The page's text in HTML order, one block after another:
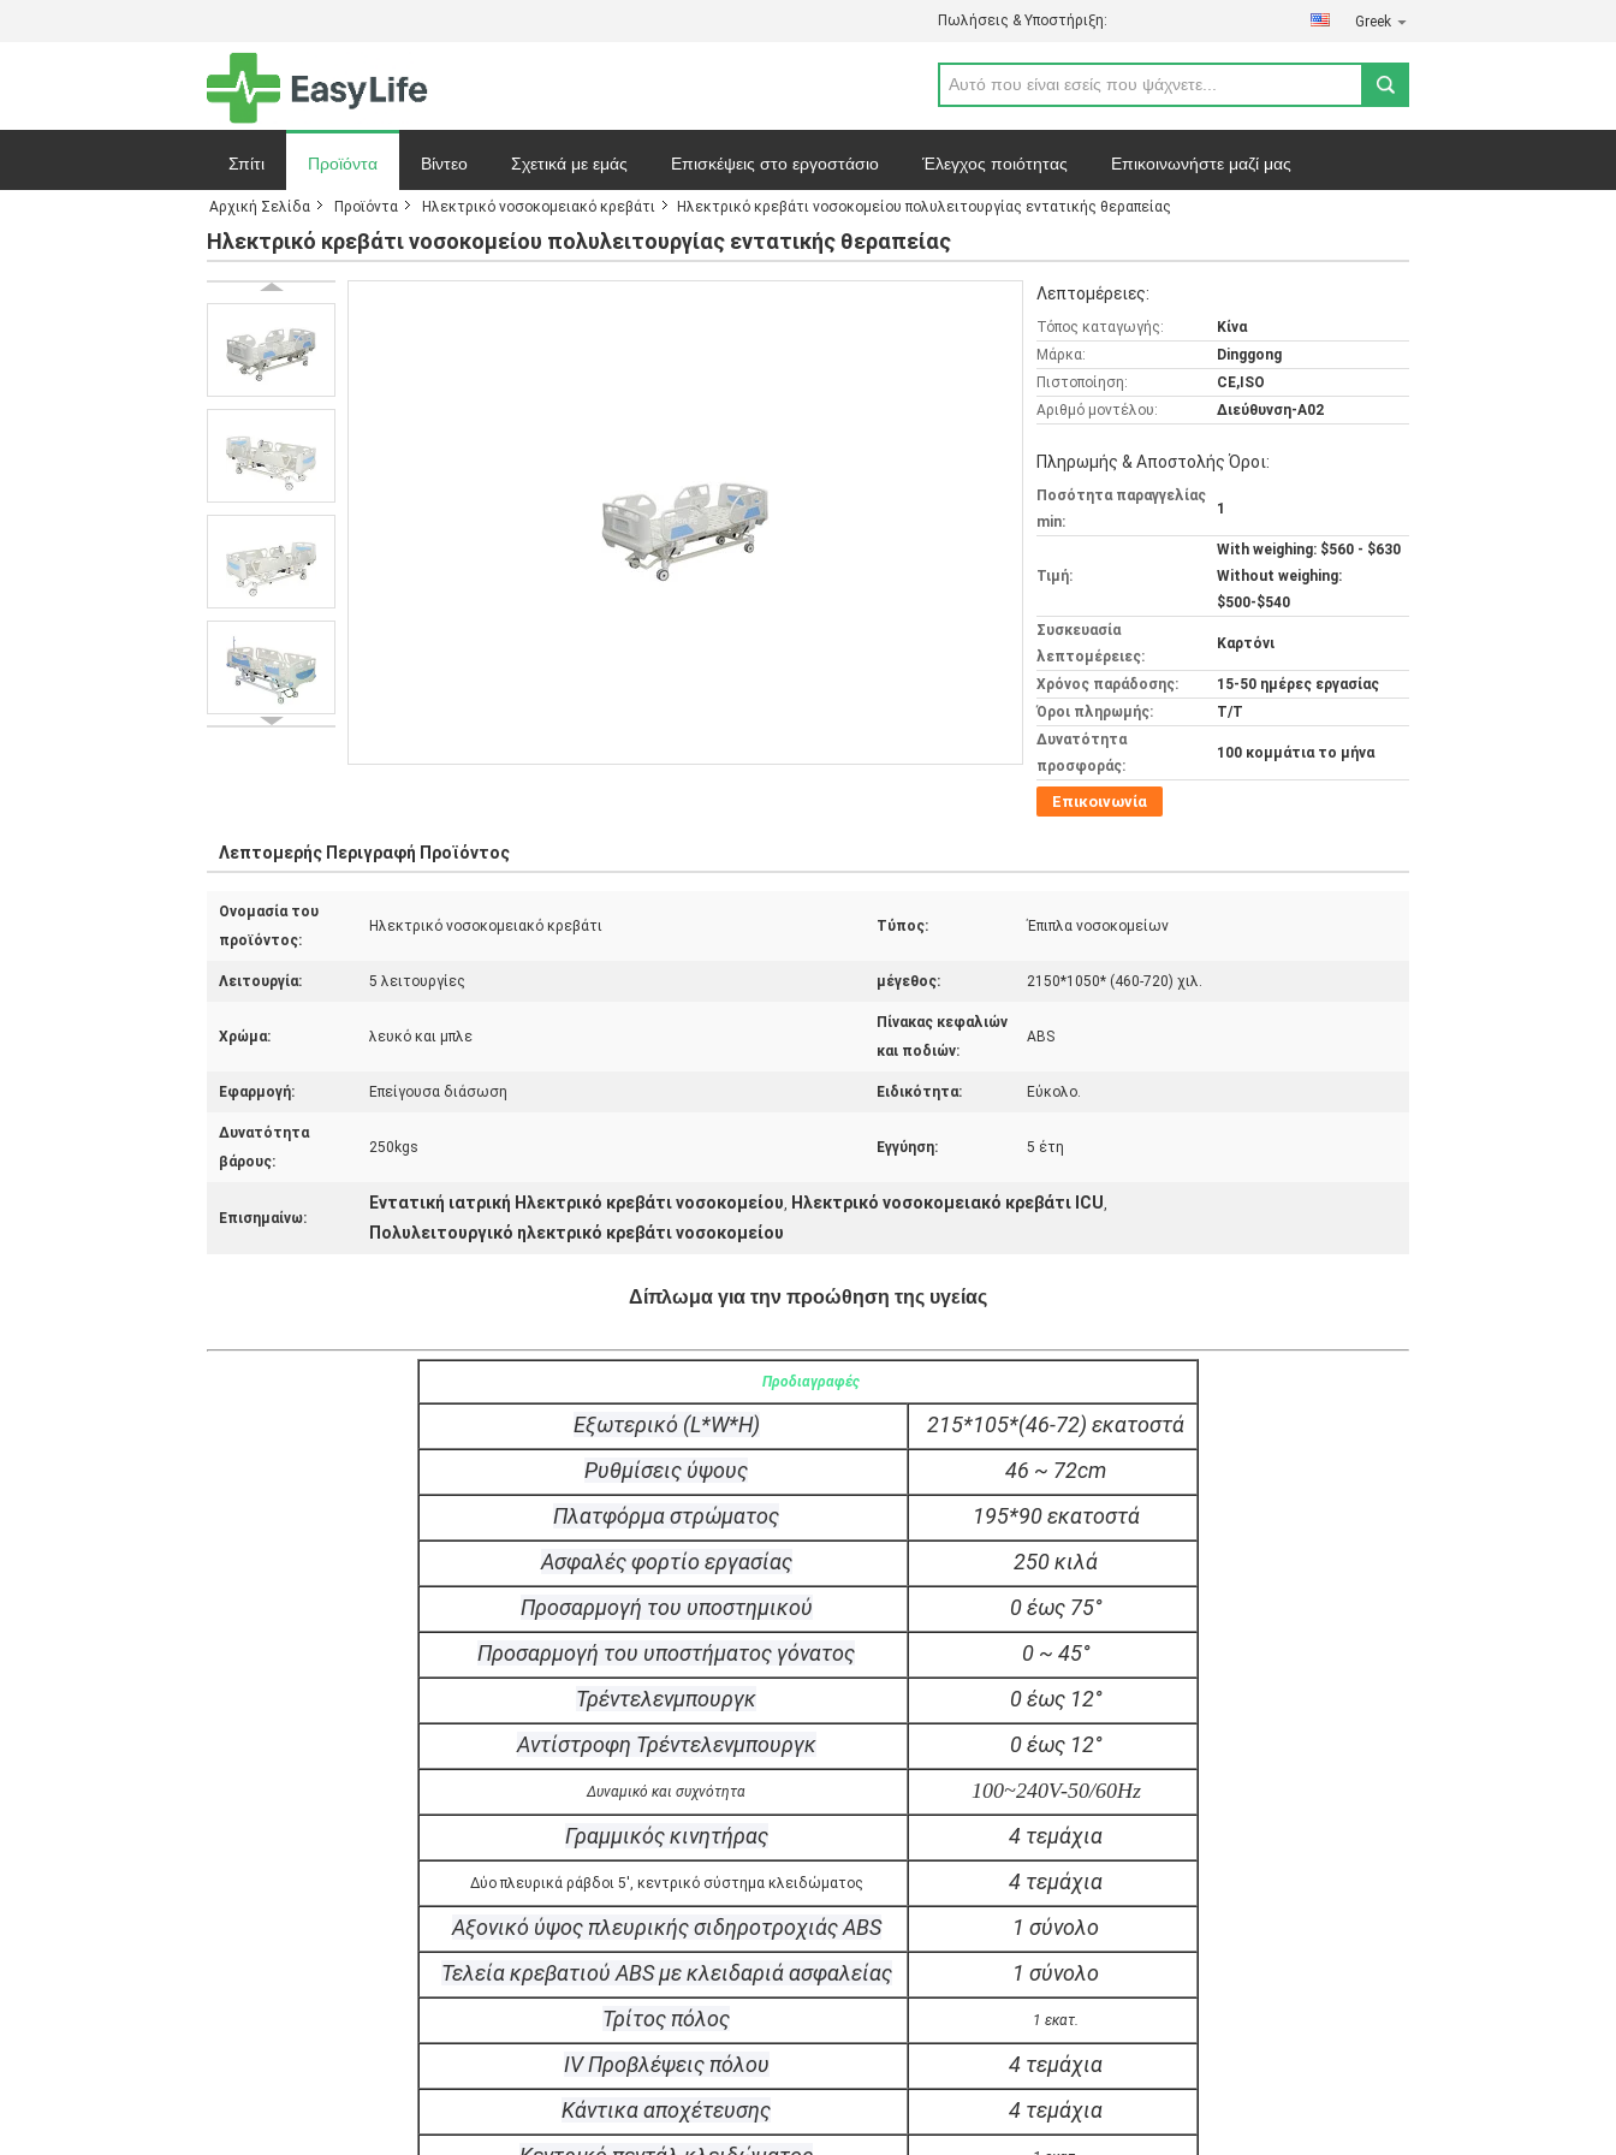
Πωλήσεις & Υποστήριξη: Greek
Σπίτι Προϊόντα Βίντεο Σχετικά με εμάς Επισκέψεις στο εργοστάσιο Έλεγχος ποιότητας Επικοινωνήστε μαζί μας
Ζητήστε ένα απόσπασμα Ειδήσεις Χάρτης ιστοσελίδας
Αρχική Σελίδα Προϊόντα Ηλεκτρικό νοσοκομειακό κρεβάτι Ηλεκτρικό κρεβάτι νοσοκομείου πολυλειτουργίας εντατικής θεραπείας
Ηλεκτρικό κρεβάτι νοσοκομείου πολυλειτουργίας εντατικής θεραπείας
Λεπτομέρειες:
Τόπος καταγωγής:
Κίνα
Μάρκα:
Dinggong
Πιστοποίηση:
CE,ISO
Αριθμό μοντέλου:
Διεύθυνση-A02
Πληρωμής & Αποστολής Όροι:
Ποσότητα παραγγελίας
min:
1
Τιμή:
With weighing: $560 - $630
Without weighing:
$500-$540
Συσκευασία
λεπτομέρειες:
Καρτόνι
Χρόνος παράδοσης:
15-50 ημέρες εργασίας
Όροι πληρωμής:
Τ/Τ
Δυνατότητα
προσφοράς:
100 κομμάτια το μήνα
Επικοινωνία
Λεπτομερής Περιγραφή Προϊόντος
Ονομασία του
προϊόντος:
Ηλεκτρικό νοσοκομειακό κρεβάτι Τύπος: Έπιπλα νοσοκομείων
Λειτουργία: 5 λειτουργίες μέγεθος: 2150*1050* (460-720) χιλ.
Χρώμα: λευκό και μπλε
Πίνακας κεφαλιών
και ποδιών:
ABS
Εφαρμογή: Επείγουσα διάσωση Ειδικότητα: Εύκολο.
Δυνατότητα
βάρους:
250kgs Εγγύηση: 5 έτη
Επισημαίνω:
Εντατική ιατρική Ηλεκτρικό κρεβάτι νοσοκομείου, Ηλεκτρικό νοσοκομειακό κρεβάτι ICU,
Πολυλειτουργικό ηλεκτρικό κρεβάτι νοσοκομείου
Δίπλωμα για την προώθηση της υγείας
Προδιαγραφές
Εξωτερικό (L*W*H)
215*105*(46-72) εκατοστά
Ρυθμίσεις ύψους
46 ~ 72cm
Πλατφόρμα στρώματος
195*90 εκατοστά
Ασφαλές φορτίο εργασίας
250 κιλά
Προσαρμογή του υποστημικού
0 έως 75°
Προσαρμογή του υποστήματος γόνατος
0 ~ 45°
Τρέντελενμπουργκ
0 έως 12°
Αντίστροφη Τρέντελενμπουργκ
0 έως 12°
Δυναμικό και συχνότητα 100~240V-50/60Hz
Γραμμικός κινητήρας 4 τεμάχια
Δύο πλευρικά ράβδοι 5', κεντρικό σύστημα κλειδώματος
4 τεμάχια
Αξονικό ύψος πλευρικής σιδηροτροχιάς ABS
1 σύνολο
Τελεία κρεβατιού ABS με κλειδαριά ασφαλείας
1 σύνολο
Τρίτος πόλος
1 εκατ.
IV Προβλέψεις πόλου
4 τεμάχια
Κάντικα αποχέτευσης
4 τεμάχια